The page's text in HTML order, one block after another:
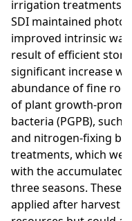
irrigation treatments
SDI maintained
improved intrinsic
result of efficient
significant increase
abundance of fine
of plant growth-
bacteria (PGPB), such
and nitrogen-fixing
treatments, which
with the accumulated
three seasons. These
applied after harvest